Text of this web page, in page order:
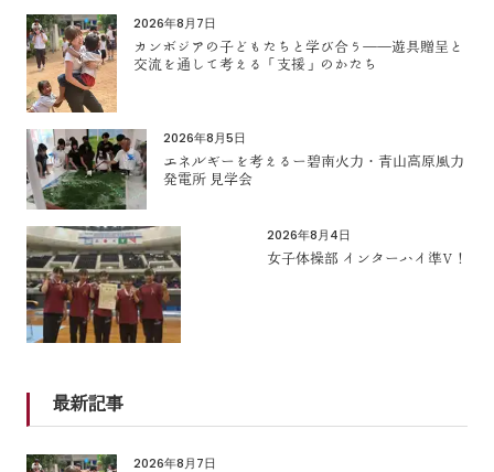
2026年8月7日
カンボジアの子どもたちと学び合う――遊具贈呈と
交流を通して考える「支援」のかたち
2026年8月5日
エネルギーを考えるー碧南火力・青山高原風力
発電所 見学会
2026年8月4日
女子体操部 インターハイ準V！
最新記事
2026年8月7日